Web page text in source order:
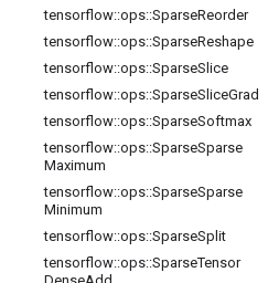
tensorflow::ops::SparseReorder
tensorflow::ops::SparseReshape
tensorflow::ops::SparseSlice
tensorflow::ops::SparseSliceGrad
tensorflow::ops::SparseSoftmax
tensorflow::ops::SparseSparse
Maximum
tensorflow::ops::SparseSparse
Minimum
tensorflow::ops::SparseSplit
tensorflow::ops::SparseTensor